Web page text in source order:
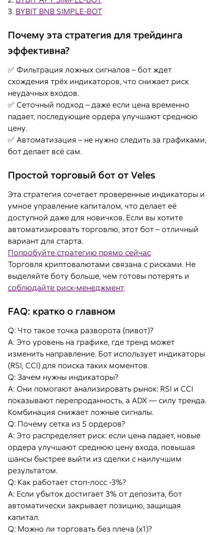
3. BYBIT BNB SIMPLE-BOT
Почему эта стратегия для трейдинга
эффективна?
✅ Фильтрация ложных сигналов – бот ждет
схождения трёх индикаторов, что снижает риск
неудачных входов.
✅ Сеточный подход – даже если цена временно
падает, последующие ордера улучшают среднюю
цену.
✅ Автоматизация – не нужно следить за графиками,
бот делает всё сам.
Простой торговый бот от Veles
Эта стратегия сочетает проверенные индикаторы и
умное управление капиталом, что делает её
доступной даже для новичков. Если вы хотите
автоматизировать торговлю, этот бот – отличный
вариант для старта.
Попробуйте стратегию прямо сейчас
Торговля криптовалютами связана с рисками. Не
выделяйте боту больше, чем готовы потерять и
соблюдайте риск-менеджмент.
FAQ: кратко о главном
Q: Что такое точка разворота (пивот)?
A: Это уровень на графике, где тренд может
изменить направление. Бот использует индикаторы
(RSI, CCI) для поиска таких моментов.
Q: Зачем нужны индикаторы?
A: Они помогают анализировать рынок: RSI и CCI
показывают перепроданность, а ADX — силу тренда.
Комбинация снижает ложные сигналы.
Q: Почему сетка из 5 ордеров?
A: Это распределяет риск: если цена падает, новые
ордера улучшают среднюю цену входа, повышая
шансы быстрее выйти из сделки с наилучшим
результатом.
Q: Как работает стоп-лосс -3%?
A: Если убыток достигает 3% от депозита, бот
автоматически закрывает позицию, защищая
капитал.
Q: Можно ли торговать без плеча (x1)?